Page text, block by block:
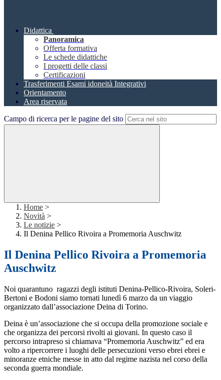
Didattica
Panoramica
Offerta formativa
Le schede didattiche
I progetti delle classi
Certificazioni
Trasferimenti Esami idoneità Integrativi
Orientamento
Area riservata
Campo di ricerca per le pagine del sito
Home >
Novità >
Le notizie >
Il Denina Pellico Rivoira a Promemoria Auschwitz
Il Denina Pellico Rivoira a Promemoria
Auschwitz
Noi quarantuno ragazzi degli istituti Denina-Pellico-Rivoira, Soleri-
Bertoni e Bodoni siamo tornati lunedì 6 marzo da un viaggio
organizzato dall’associazione Deina di Torino.
Deina è un’associazione che si occupa della promozione sociale e
che organizza dei percorsi rivolti ai giovani. In questo caso il
percorso intrapreso si chiamava “Promemoria Auschwitz” ed era
volto a ripercorrere i luoghi delle persecuzioni verso ebrei ebrei e
minoranze etniche messe in atto dal regime nazista nel corso della
seconda guerra mondiale.